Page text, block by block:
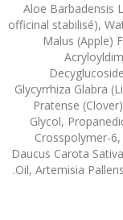
Aloe Barbadensis
officinal stabilisé),
Malus (Apple)
Glycyrrhiza Glabra
Pratense
Glycol,
Crosspolymer-
Daucus Carota
Oil, Artemisia